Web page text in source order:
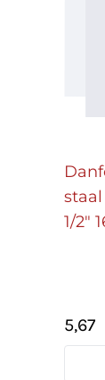
1/2"
5,67